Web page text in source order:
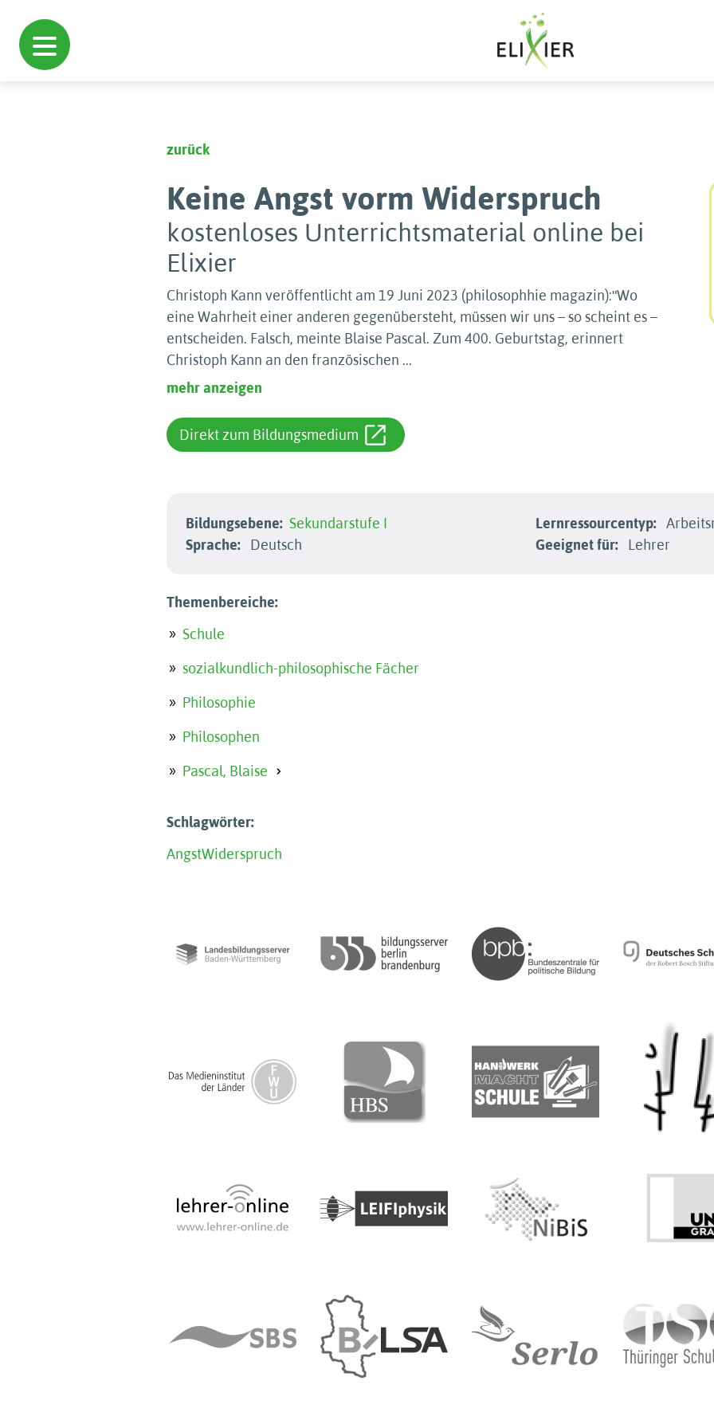
zurück
Keine Angst vorm Widerspruch
kostenloses Unterrichtsmaterial online bei
Elixier
Christoph Kann veröffentlicht am 19 Juni 2023 (philosophhie magazin):ʺWo
eine Wahrheit einer anderen gegenübersteht, müssen wir uns – so scheint es –
entscheiden. Falsch, meinte Blaise Pascal. Zum 400. Geburtstag, erinnert
Christoph Kann an den französischen ...
mehr anzeigen
Direkt zum Bildungsmedium
Bildungsebene: Sekundarstufe I
Sprache:
Deutsch
Lernressourcentyp:
Geeignet für:
Lehrer
Themenbereiche:
Schule
sozialkundlich-philosophische Fächer
Philosophie
Philosophen
Pascal, Blaise
Schlagwörter:
AngstWiderspruch